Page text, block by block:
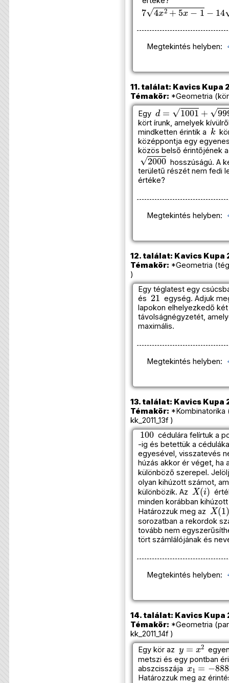
7 x2+5x−1−14 −3
Megtekintés helyben:
11. találat: Kavics Kupa
Témakör: *Geometria
Egy
d=1001+999
kört írunk, amelyek
mindketten érintik a
k
középpontja egy
közös belső érintőjének
2000
hosszúságú. A
területű részét nem fedi
értéke?
Megtekintés helyben:
12. találat: Kavics Kupa
Témakör: *Geometria
)
Egy téglatest egy
és
21
egység. Adjuk
lapokon elhelyezkedő
távolságnégyzetét,
maximális.
Megtekintés helyben:
13. találat: Kavics Kupa
Témakör:
kk_2011_13f )
100
cédulára felírtuk a
-ig és betettük a
egyesével, visszatevés
húzás akkor ér véget,
különböző szerepel.
olyan kihúzott számot,
különbözik. Az
X(i)
minden korábban
Határozzuk meg az
X(1)
sorozatban a rekordok
tovább nem
tört számlálójának és
Megtekintés helyben:
14. találat: Kavics Kupa
Témakör: *Geometria
kk_2011_14f )
Egy kör az
y=x2
metszi és egy pontban
abszcisszája
x1=−888
Határozzuk meg az